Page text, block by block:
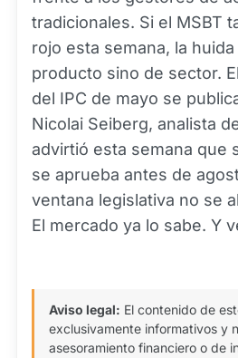
tradicionales. Si el MSBT
rojo esta semana, la
producto sino de sector.
del IPC de mayo se
Nicolai Seiberg, analista
advirtió esta semana que
se aprueba antes de
ventana legislativa no se
El mercado ya lo sabe. Y
Aviso legal: El contenido de
exclusivamente informativos y
asesoramiento financiero o de